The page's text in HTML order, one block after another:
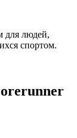
для людей,
спортом.